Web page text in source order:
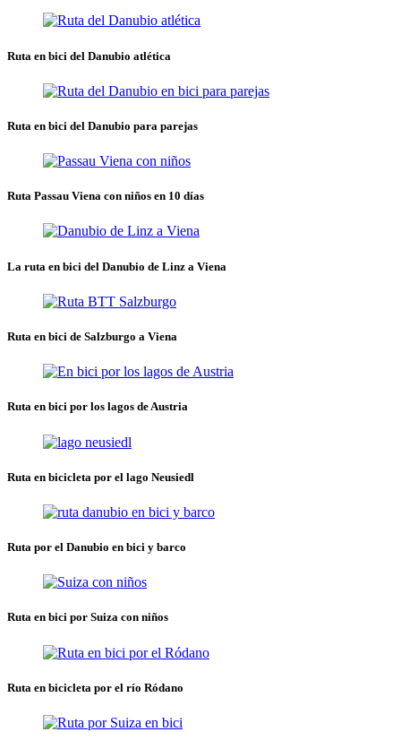
Ruta en bici del Danubio atlética
Ruta en bici del Danubio para parejas
Ruta Passau Viena con niños en 10 días
La ruta en bici del Danubio de Linz a Viena
Ruta en bici de Salzburgo a Viena
Ruta en bici por los lagos de Austria
Ruta en bicicleta por el lago Neusiedl
Ruta por el Danubio en bici y barco
Ruta en bici por Suiza con niños
Ruta en bicicleta por el río Ródano